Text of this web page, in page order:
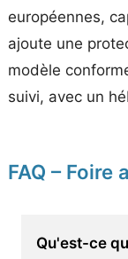
européennes,
ajoute une
modèle
suivi, avec un
FAQ – Foire
Qu'est-ce